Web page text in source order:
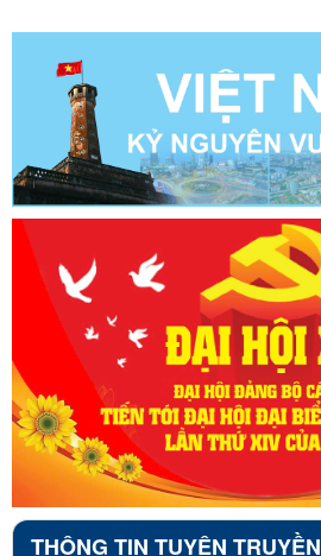
THÔNG TIN TUYÊN TRUYỀN